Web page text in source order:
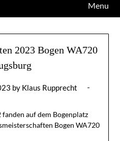
Menu
2023 Bogen WA720
by Klaus Rupprecht
auf dem Bogenplatz
Bogen WA720